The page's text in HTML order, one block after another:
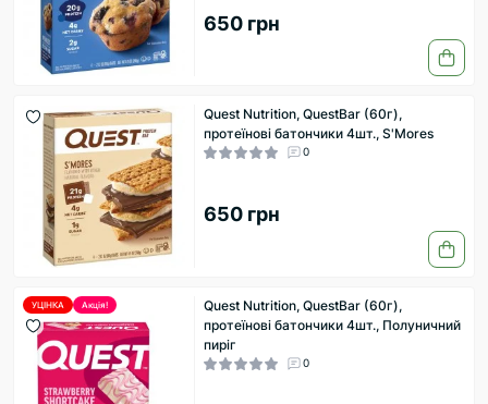
650 грн
Quest Nutrition, QuestBar (60г),
протеїнові батончики 4шт., S'Mores
0
650 грн
УЦІНКА Акція!
Quest Nutrition, QuestBar (60г),
протеїнові батончики 4шт., Полуничний
пиріг
0